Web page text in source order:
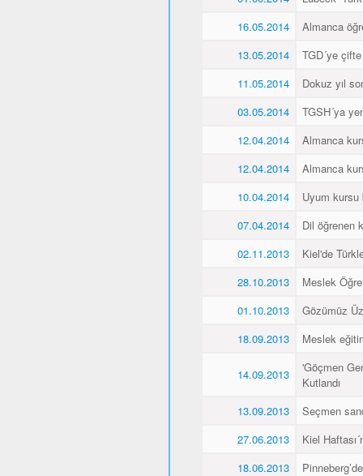
16.05.2014
Almanca
13.05.2014
TGD´ye
11.05.2014
Dokuz yıl
03.05.2014
TGSH´ya
12.04.2014
Almanca
12.04.2014
Almanca
10.04.2014
Uyum kursu
07.04.2014
Dil öğrenen
02.11.2013
Kiel'de
28.10.2013
Meslek
01.10.2013
Gözümüz
18.09.2013
Meslek
14.09.2013
'Göçmen
Kutlandı
13.09.2013
Seçmen
27.06.2013
Kiel
18.06.2013